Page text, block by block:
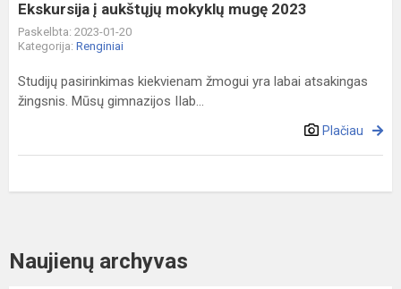
Ekskursija į aukštųjų mokyklų mugę 2023
Paskelbta: 2023-01-20
Kategorija: Renginiai
Studijų pasirinkimas kiekvienam žmogui yra labai atsakingas
žingsnis. Mūsų gimnazijos IIab...
Plačiau
Naujienų archyvas